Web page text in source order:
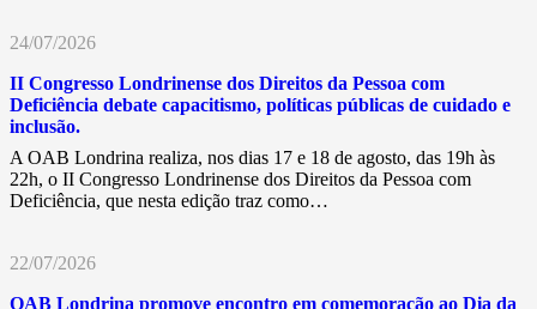
24/07/2026
II Congresso Londrinense dos Direitos da Pessoa com
Deficiência debate capacitismo, políticas públicas de cuidado e
inclusão.
A OAB Londrina realiza, nos dias 17 e 18 de agosto, das 19h às
22h, o II Congresso Londrinense dos Direitos da Pessoa com
Deficiência, que nesta edição traz como…
22/07/2026
OAB Londrina promove encontro em comemoração ao Dia da